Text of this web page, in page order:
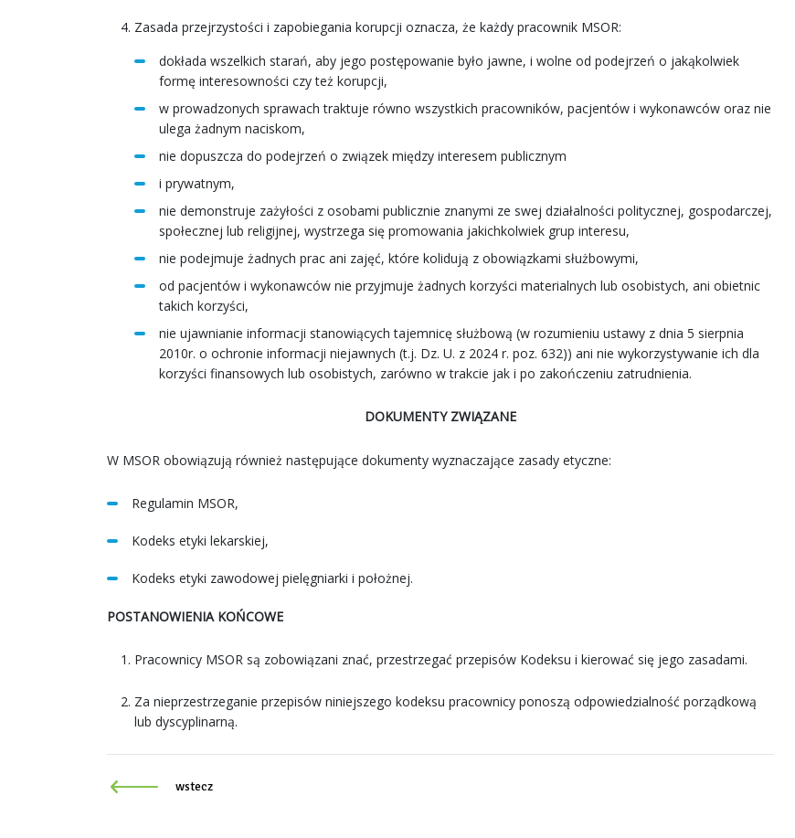
Zasada przejrzystości i zapobiegania korupcji oznacza, że każdy pracownik MSOR:
dokłada wszelkich starań, aby jego postępowanie było jawne, i wolne od podejrzeń o jakąkolwiek
formę interesowności czy też korupcji,
w prowadzonych sprawach traktuje równo wszystkich pracowników, pacjentów i wykonawców oraz nie
ulega żadnym naciskom,
nie dopuszcza do podejrzeń o związek między interesem publicznym
i prywatnym,
nie demonstruje zażyłości z osobami publicznie znanymi ze swej działalności politycznej, gospodarczej,
społecznej lub religijnej, wystrzega się promowania jakichkolwiek grup interesu,
nie podejmuje żadnych prac ani zajęć, które kolidują z obowiązkami służbowymi,
od pacjentów i wykonawców nie przyjmuje żadnych korzyści materialnych lub osobistych, ani obietnic
takich korzyści,
nie ujawnianie informacji stanowiących tajemnicę służbową (w rozumieniu ustawy z dnia 5 sierpnia
2010r. o ochronie informacji niejawnych (t.j. Dz. U. z 2024 r. poz. 632)) ani nie wykorzystywanie ich dla
korzyści finansowych lub osobistych, zarówno w trakcie jak i po zakończeniu zatrudnienia.
DOKUMENTY ZWIĄZANE
W MSOR obowiązują również następujące dokumenty wyznaczające zasady etyczne:
Regulamin MSOR,
Kodeks etyki lekarskiej,
Kodeks etyki zawodowej pielęgniarki i położnej.
POSTANOWIENIA KOŃCOWE
Pracownicy MSOR są zobowiązani znać, przestrzegać przepisów Kodeksu i kierować się jego zasadami.
Za nieprzestrzeganie przepisów niniejszego kodeksu pracownicy ponoszą odpowiedzialność porządkową
lub dyscyplinarną.
wstecz